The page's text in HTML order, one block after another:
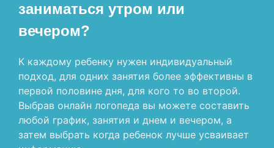
заниматься утром или
вечером?
К каждому ребенку нужен индивидуальный
подход, для одних занятия более эффективны в
первой половине дня, для кого то во второй.
Выбрав онлайн логопеда вы можете составить
любой график, занятия и днем и вечером, а
затем выбрать когда ребенок лучше усваивает